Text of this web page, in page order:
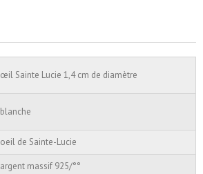
œil Sainte Lucie 1,4 cm de diamètre
blanche
oeil de Sainte-Lucie
argent massif 925/°°